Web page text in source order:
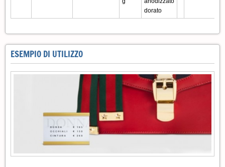
dorato
ESEMPIO DI UTILIZZO